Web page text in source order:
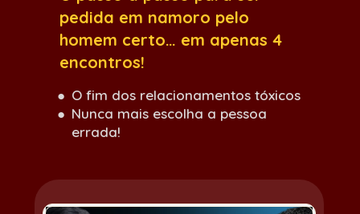
pedida em namoro pelo
homem certo… em apenas 4
encontros!
O fim dos relacionamentos tóxicos
Nunca mais escolha a pessoa
errada!